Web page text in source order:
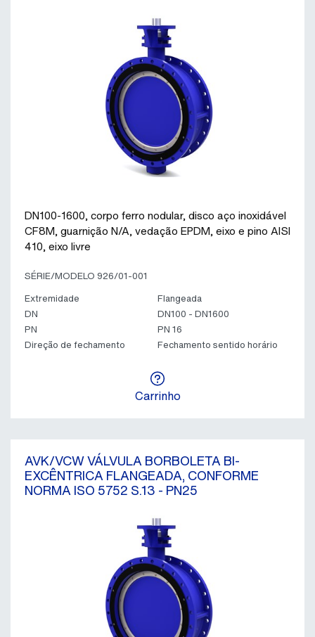
DN100-1600, corpo ferro nodular, disco aço inoxidável
CF8M, guarnição N/A, vedação EPDM, eixo e pino AISI
410, eixo livre
SÉRIE/MODELO 926/01-001
Extremidade
Flangeada
DN
DN100 - DN1600
PN
PN 16
Direção de fechamento
Fechamento sentido horário
Carrinho
AVK/VCW VÁLVULA BORBOLETA BI-
EXCÊNTRICA FLANGEADA, CONFORME
NORMA ISO 5752 S.13 - PN25